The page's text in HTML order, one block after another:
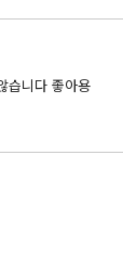
습니다 좋아용
맥스(MAX),레빗
(웹디자인)